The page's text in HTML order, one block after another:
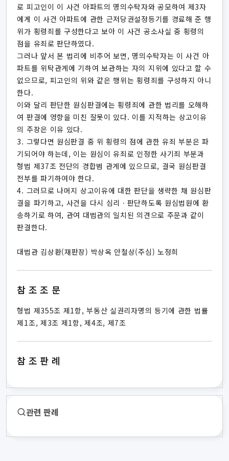
로 피고인이 이 사건 아파트의 명의수탁자와 공모하여 제3자
에게 이 사건 아파트에 관한 근저당권설정등기를 경료해 준 행
위가 횡령죄를 구성한다고 보아 이 사건 공소사실 중 횡령의
점을 유죄로 판단하였다.
그러나 앞서 본 법리에 비추어 보면, 명의수탁자는 이 사건 아
파트를 위탁관계에 기하여 보관하는 자의 지위에 있다고 할 수
없으므로, 피고인의 위와 같은 행위는 횡령죄를 구성하지 아니
한다.
이와 달리 판단한 원심판결에는 횡령죄에 관한 법리를 오해하
여 판결에 영향을 미친 잘못이 있다. 이를 지적하는 상고이유
의 주장은 이유 있다.
3. 그렇다면 원심판결 중 위 횡령의 점에 관한 유죄 부분은 파
기되어야 하는데, 이는 원심이 유죄로 인정한 사기죄 부분과
형법 제37조 전단의 경합범 관계에 있으므로, 결국 원심판결
전부를 파기하여야 한다.
4. 그러므로 나머지 상고이유에 대한 판단을 생략한 채 원심판
결을 파기하고, 사건을 다시 심리ㆍ판단하도록 원심법원에 환
송하기로 하여, 관여 대법관의 일치된 의견으로 주문과 같이
판결한다.
대법관 김상환(재판장) 박상옥 안철상(주심) 노정희
참조조문
형법 제355조 제1항, 부동산 실권리자명의 등기에 관한 법률
제1조, 제3조 제1항, 제4조, 제7조
참조판례
관련 판례